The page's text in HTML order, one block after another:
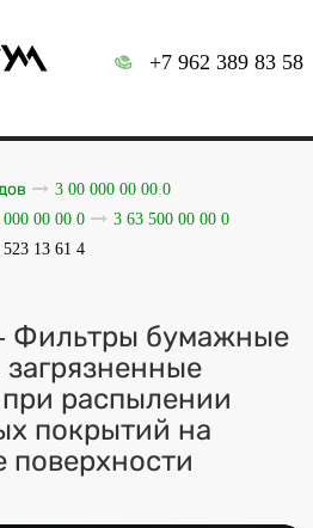
+7 962 389 83 58
3 00 000 00 00 0
000 00 00 0
3 63 500 00 00 0
523 13 61 4
- Фильтры бумажные
распылении
покрытий на
поверхности